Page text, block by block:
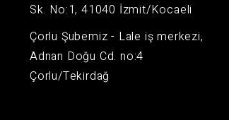
Sk. No:1, 41040 İzmit/Kocaeli
Çorlu Şubemiz - Lale iş merkezi,
Adnan Doğu Cd. no:4
Çorlu/Tekirdağ